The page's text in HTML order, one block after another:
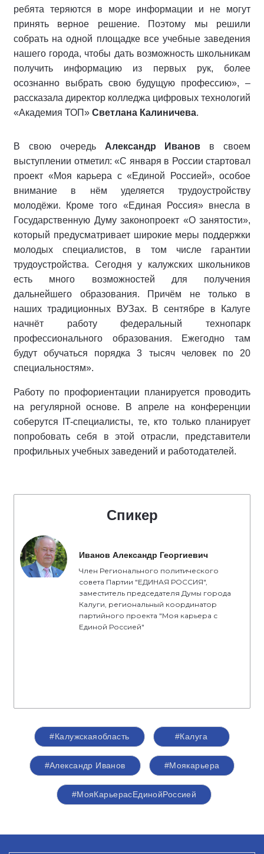
ребята теряются в море информации и не могут
принять верное решение. Поэтому мы решили
собрать на одной площадке все учебные заведения
нашего города, чтобы дать возможность школьникам
получить информацию из первых рук, более
осознанно выбрать свою будущую профессию», –
рассказала директор колледжа цифровых технологий
«Академия ТОП» Светлана Калиничева.
В свою очередь Александр Иванов в своем
выступлении отметил: «С января в России стартовал
проект «Моя карьера с «Единой Россией», особое
внимание в нём уделяется трудоустройству
молодёжи. Кроме того «Единая Россия» внесла в
Государственную Думу законопроект «О занятости»,
который предусматривает широкие меры поддержки
молодых специалистов, в том числе гарантии
трудоустройства. Сегодня у калужских школьников
есть много возможностей для получения
дальнейшего образования. Причём не только в
наших традиционных ВУЗах. В сентябре в Калуге
начнёт работу федеральный технопарк
профессионального образования. Ежегодно там
будут обучаться порядка 3 тысяч человек по 20
специальностям».
Работу по профориентации планируется проводить
на регулярной основе. В апреле на конференции
соберутся IT-специалисты, те, кто только планирует
попробовать себя в этой отрасли, представители
профильных учебных заведений и работодателей.
Спикер
Иванов Александр Георгиевич
Член Регионального политического
совета Партии "ЕДИНАЯ РОССИЯ",
заместитель председателя Думы города
Калуги, региональный координатор
партийного проекта "Моя карьера с
Единой Россией"
#Калужскаяобласть #Калуга
#Александр Иванов #Моякарьера
#МояКарьерасЕдинойРоссией